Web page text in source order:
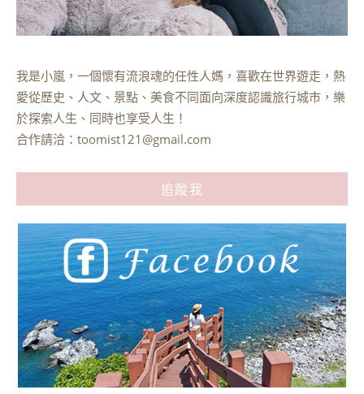
我是小嵐，一個懷有流浪魂的任性人媽，喜歡在世界遊走，熱
愛從歷史、人文、景點、美食不同面向深度認識旅行城市，樂
於探索人生、同時也享受人生！
合作請洽： toomist121@gmail.com
追蹤我